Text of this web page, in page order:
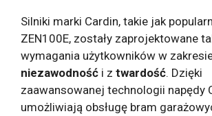
Silniki marki Cardin, takie jak
ZEN100E, zostały zaprojektowane
wymagania użytkowników w
niezawodność i z twardość. Dzięki
zaawansowanej technologii napędy
umożliwiają obsługę bram